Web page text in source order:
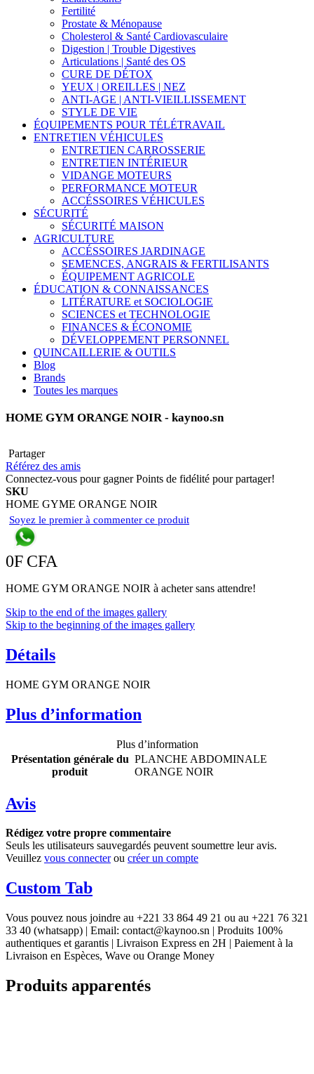
Fertilité
Prostate & Ménopause
Cholesterol & Santé Cardiovasculaire
Digestion | Trouble Digestives
Articulations | Santé des OS
CURE DE DÉTOX
YEUX | OREILLES | NEZ
ANTI-AGE | ANTI-VIEILLISSEMENT
STYLE DE VIE
ÉQUIPEMENTS POUR TÉLÉTRAVAIL
ENTRETIEN VÉHICULES
ENTRETIEN CARROSSERIE
ENTRETIEN INTÉRIEUR
VIDANGE MOTEURS
PERFORMANCE MOTEUR
ACCÉSSOIRES VÉHICULES
SÉCURITÉ
SÉCURITÉ MAISON
AGRICULTURE
ACCÉSSOIRES JARDINAGE
SEMENCES, ANGRAIS & FERTILISANTS
ÉQUIPEMENT AGRICOLE
ÉDUCATION & CONNAISSANCES
LITÉRATURE et SOCIOLOGIE
SCIENCES et TECHNOLOGIE
FINANCES & ÉCONOMIE
DÉVELOPPEMENT PERSONNEL
QUINCAILLERIE & OUTILS
Blog
Brands
Toutes les marques
HOME GYM ORANGE NOIR - kaynoo.sn
Partager
Référez des amis
Connectez-vous pour gagner Points de fidélité pour partager!
SKU
HOME GYME ORANGE NOIR
Soyez le premier à commenter ce produit
0F CFA
HOME GYM ORANGE NOIR à acheter sans attendre!
Skip to the end of the images gallery
Skip to the beginning of the images gallery
Détails
HOME GYM ORANGE NOIR
Plus d’information
Plus d’information
Présentation générale du
produit
PLANCHE ABDOMINALE
ORANGE NOIR
Avis
Rédigez votre propre commentaire
Seuls les utilisateurs sauvegardés peuvent soumettre leur avis.
Veuillez vous connecterou créer un compte
Custom Tab
Vous pouvez nous joindre au +221 33 864 49 21 ou au +221 76 321
33 40 (whatsapp) | Email: contact@kaynoo.sn | Produits 100%
authentiques et garantis | Livraison Express en 2H | Paiement à la
Livraison en Espèces, Wave ou Orange Money
Produits apparentés